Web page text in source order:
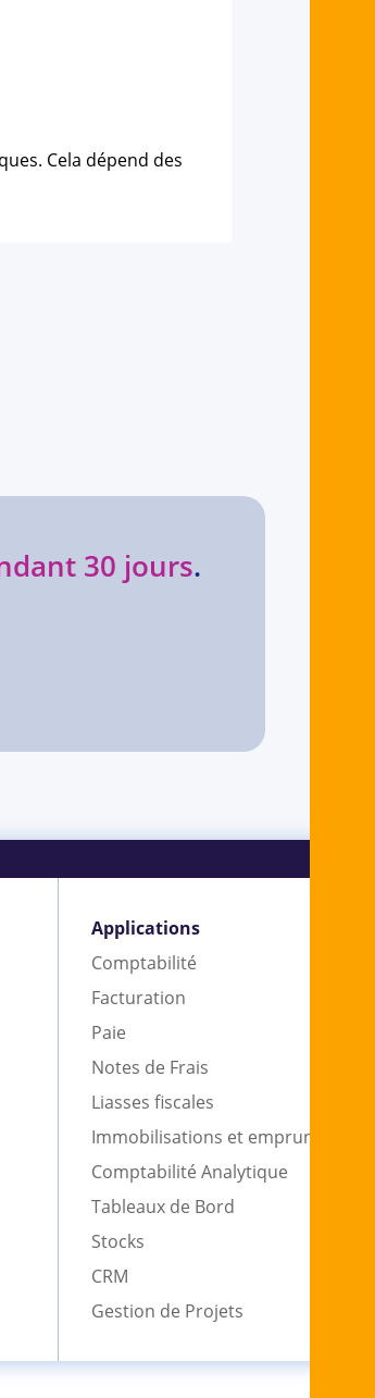
Cela dépend des
30 jours.
Applications
Comptabilité
Facturation
Paie
Notes de Frais
Liasses fiscales
Immobilisations et emprunts
Comptabilité Analytique
Tableaux de Bord
Stocks
CRM
Gestion de Projets